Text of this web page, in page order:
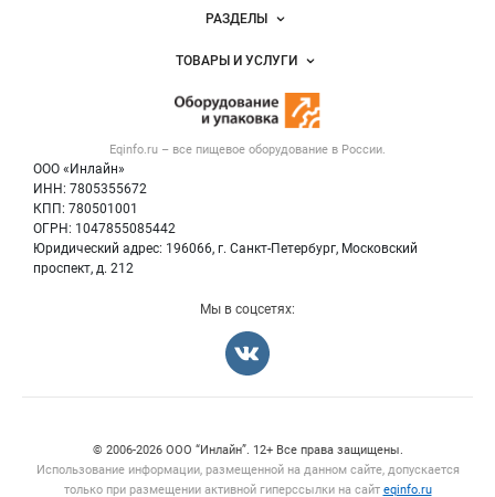
Eqinfo.ru – все пищевое оборудование в России.
ООО «Инлайн»
ИНН: 7805355672
КПП: 780501001
ОГРН: 1047855085442
Юридический адрес: 196066, г. Санкт-Петербург, Московский
проспект, д. 212
Новости Eqinfo.ru
Размещение рекламы
Публичная оферта
Контактная информация
Политика обработки персональных данных
РАЗДЕЛЫ
Объявления
Вакансии
ТОВАРЫ И УСЛУГИ
Оборудование для пищепрома
Тара и упаковка
Б/у оборудование
Мы в соцсетях:
© 2006‑2026 ООО “Инлайн”. 12+ Все права защищены.
Использование информации, размещенной на данном сайте, допускается
только при размещении активной гиперссылки на сайт eqinfo.ru